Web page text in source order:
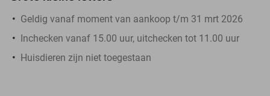
Geldig vanaf moment van aankoop t/m 31 mrt 2026
Inchecken vanaf 15.00 uur, uitchecken tot 11.00 uur
Huisdieren zijn niet toegestaan